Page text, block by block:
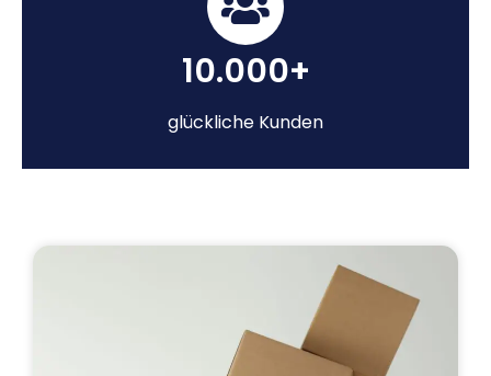
10.000+
glückliche Kunden